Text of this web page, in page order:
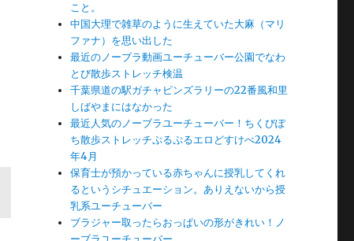
こと。
中国大理で雑草のように生えていた大麻（マリ
ファナ）を思い出した
最近のノーブラ動画ユーチューバー公園でなわ
とび散歩ストレッチ検温
千葉県道の駅ガチャピンズラリーの22番風和里
しばやまにはなかった
最近人気のノーブラユーチューバー！ちくびぽ
ち散歩ストレッチぷるぷるエロどすけべ2024
年4月
保育士が預かっている赤ちゃんに授乳してくれ
るというシチュエーション。ありえないから授
乳系ユーチューバー
ブラジャー取ったらおっぱいの形がきれい！ノ